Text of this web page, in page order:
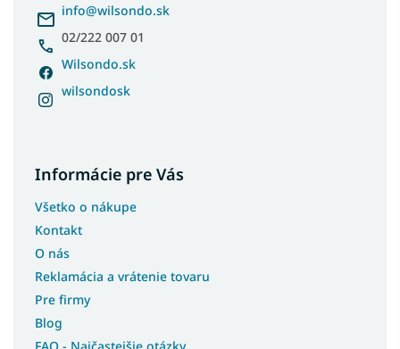
info@wilsondo.sk
02/222 007 01
Wilsondo.sk
wilsondosk
Informácie pre Vás
Všetko o nákupe
Kontakt
O nás
Reklamácia a vrátenie tovaru
Pre firmy
Blog